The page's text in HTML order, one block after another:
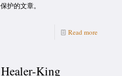
护的文章。
Read more
King